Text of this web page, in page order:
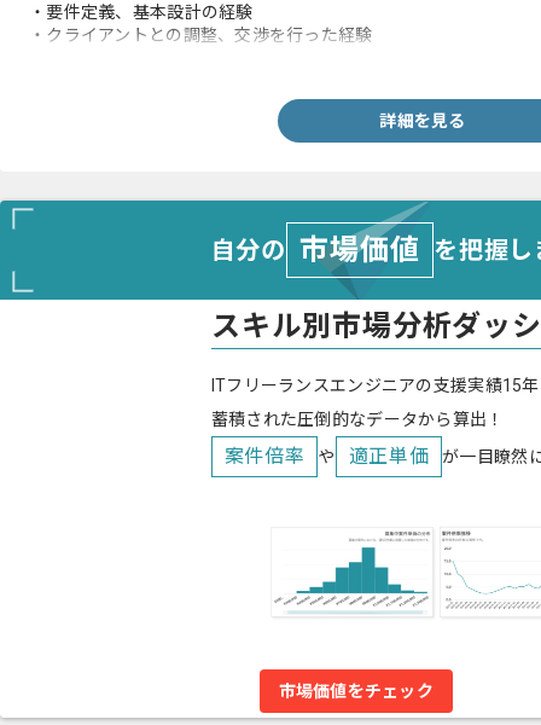
・要件定義、基本設計の経験
・クライアントとの調整、交渉を行った経験
詳細を見る
自分の 市場価値 を把握
スキル別市場分析ダッ
ITフリーランスエンジニアの支援実績15
蓄積された圧倒的なデータから算出！
案件倍率 や 適正単価 が一目瞭然
市場価値をチェック